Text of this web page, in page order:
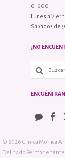
01000
Lunes a
Sábados de
¿NO
© 2026 Clínica Mónica
Delinado